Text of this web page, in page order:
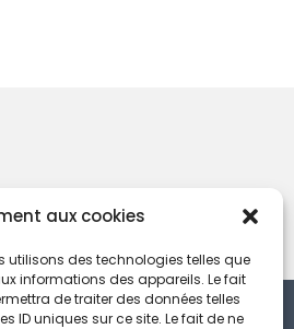
aux cookies
utilisons des technologies telles que
informations des appareils. Le fait
de traiter des données telles
ID uniques sur ce site. Le fait de ne